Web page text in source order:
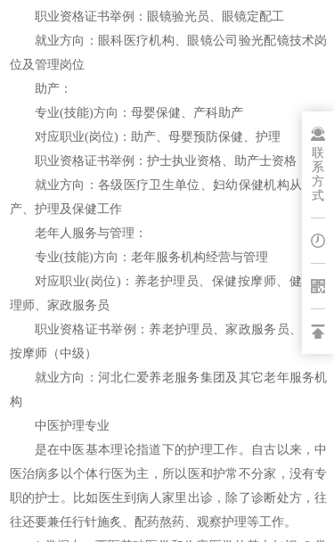
联
系
方
式
职业资格证书举例：眼镜验光员、眼镜定配工
就业方向：眼科医疗机构、眼镜公司验光配镜技术岗
位及管理岗位
助产：
专业(技能)方向：母婴保健、产科助产
对应职业(岗位)：助产、母婴预防保健、护理
职业资格证书举例：护士执业资格、助产士资格
就业方向：各级医疗卫生单位、妇幼保健机构从事助
产、护理及保健工作
老年人服务与管理：
专业(技能)方向：老年服务机构经营与管理
对应职业(岗位)：养老护理员、保健按摩师、健康管
理师、家政服务员
职业资格证书举例：养老护理员、家政服务员、保健
按摩师（中级）
就业方向：河北仁爱养老服务集团及其它老年服务机
构
中医护理专业
是在中医基本理论指道下的护理工作。自古以来，中
医治病多以个体行医为主，所以医和护常不分家，没有专
职的护士。比如医生到病人家里出诊，除了诊断处方，往
往还要兼任行针施炙、配药熬药、观察护理等工作。